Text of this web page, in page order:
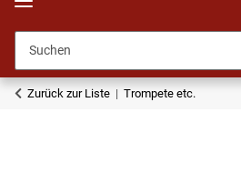
Zurück zur Liste Trompete etc.